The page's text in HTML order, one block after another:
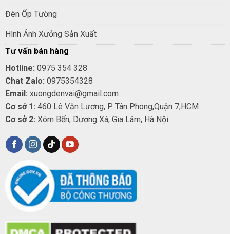
Đèn Ốp Tường
Hình Ảnh Xưởng Sản Xuất
Tư vấn bán hàng
Hotline: 0975 354 328
Chat Zalo: 0975354328
Email: xuongdenvai@gmail.com
Cơ sở 1: 460 Lê Văn Lương, P. Tân Phong,Quận 7,HCM
Cơ sở 2: Xóm Bến, Dương Xá, Gia Lâm, Hà Nội